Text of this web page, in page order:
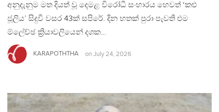
අනුදැනුම මත දියත් වූ දෙමළ විරෝධී සංහාරය හෙවත් ‘කළු
ජූලිය’ සිදුවී වසර 43ක් සපිරේ. දින හතක් පුරා පැවති එම
ම්ලේච්ඡ ක්‍රියාවලියෙන් දශක…
KARAPOTHTHA on July 24, 2026